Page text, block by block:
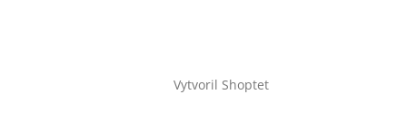
Vytvoril Shoptet